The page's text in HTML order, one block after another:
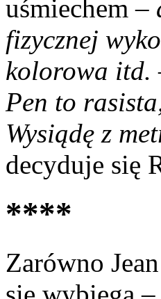
uśmiechem –
fizycznej
kolorowa itd.
Pen to
Wysiądę z
decyduje się
****
Zarówno